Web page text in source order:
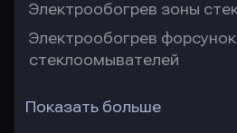
Электрообогрев зоны
Электрообогрев форсунок
стеклоомывателей
Показать больше